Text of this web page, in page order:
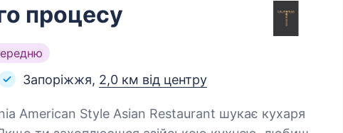
процесу
Запоріжжя, 2,0 км від центру